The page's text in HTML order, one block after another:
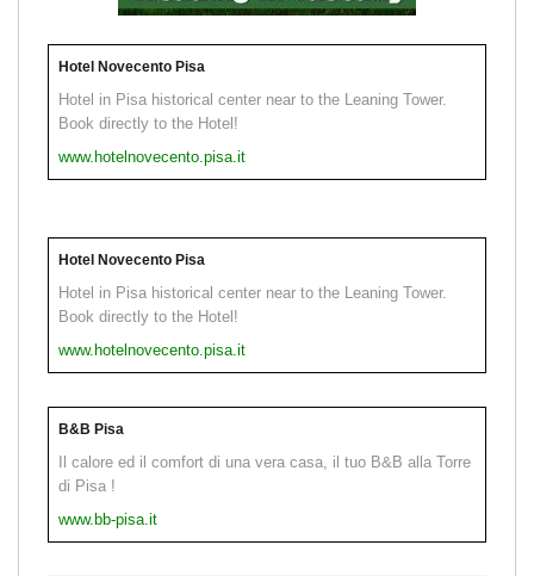
Hotel Novecento Pisa
Hotel in Pisa historical center near to the Leaning Tower.
Book directly to the Hotel!
www.hotelnovecento.pisa.it
Hotel Novecento Pisa
Hotel in Pisa historical center near to the Leaning Tower.
Book directly to the Hotel!
www.hotelnovecento.pisa.it
B&B Pisa
Il calore ed il comfort di una vera casa, il tuo B&B alla Torre
di Pisa !
www.bb-pisa.it